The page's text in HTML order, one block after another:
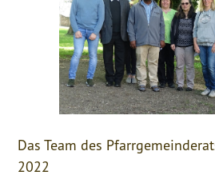
Das Team des
2022